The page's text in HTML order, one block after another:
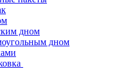
дном
дном